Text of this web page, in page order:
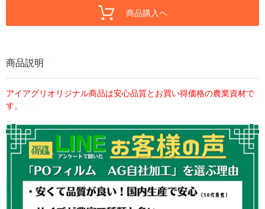
商品購入へ
商品説明
アイアグリオリジナル商品は安心品質とお買い得価格の農業資材で
す。